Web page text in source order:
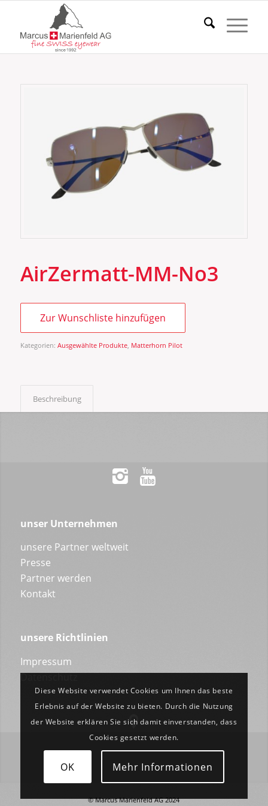
AirZermatt-MM-No3
Zur Wunschliste hinzufügen
Kategorien: Ausgewählte Produkte, Matterhorn Pilot
Beschreibung
unser Unternehmen
unsere Partner weltweit
Presse
Partner werden
Kontakt
unsere Richtlinien
Impressum
Datenschutz
© Marcus Marienfeld AG 2024
Diese Website verwendet Cookies um Ihnen das beste
Erlebnis auf der Website zu bieten. Durch die Nutzung
der Website erklären Sie sich damit einverstanden, dass
Cookies gesetzt werden.
OK Mehr Informationen